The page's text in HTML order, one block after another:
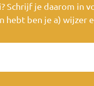
Schrijf je daarom in
hebt ben je a) wijzer